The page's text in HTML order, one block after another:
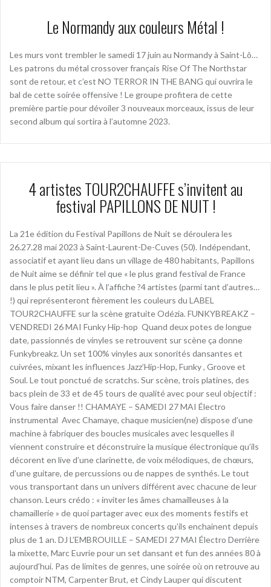
Le Normandy aux couleurs Métal !
Les murs vont trembler le samedi 17 juin au Normandy à Saint-Lô…
Les patrons du métal crossover français Rise Of The Northstar
sont de retour, et c’est NO TERROR IN THE BANG qui ouvrira le
bal de cette soirée offensive ! Le groupe profitera de cette
première partie pour dévoiler 3 nouveaux morceaux, issus de leur
second album qui sortira à l’automne 2023.
4 artistes TOUR2CHAUFFE s’invitent au
festival PAPILLONS DE NUIT !
La 21e édition du Festival Papillons de Nuit se déroulera les
26.27.28 mai 2023 à Saint-Laurent-De-Cuves (50). Indépendant,
associatif et ayant lieu dans un village de 480 habitants, Papillons
de Nuit aime se définir tel que « le plus grand festival de France
dans le plus petit lieu ». À l’affiche ?4 artistes (parmi tant d’autres…
!) qui représenteront fièrement les couleurs du LABEL
TOUR2CHAUFFE sur la scène gratuite Odézia. FUNKYBREAKZ –
VENDREDI 26 MAI Funky Hip-hop ­ Quand deux potes de longue
date, passionnés de vinyles se retrouvent sur scène ça donne
Funkybreakz. Un set 100% vinyles aux sonorités dansantes et
cuivrées, mixant les influences Jazz’Hip-Hop, Funky , Groove et
Soul. Le tout ponctué de scratchs. Sur scène, trois platines, des
bacs plein de 33 et de 45 tours de qualité avec pour seul objectif :
Vous faire danser !! CHAMAYE – SAMEDI 27 MAI Électro
instrumental ­ Avec Chamaye, chaque musicien(ne) dispose d’une
machine à fabriquer des boucles musicales avec lesquelles il
viennent construire et déconstruire la musique électronique qu’ils
décorent en live d’une clarinette, de voix mélodiques, de chœurs,
d’une guitare, de percussions ou de nappes de synthés. Le tout
vous transportant dans un univers différent avec chacune de leur
chanson. Leurs crédo : « inviter les âmes chamailleuses à la
chamaillerie » de quoi partager avec eux des moments festifs et
intenses à travers de nombreux concerts qu’ils enchainent depuis
plus de 1 an. DJ L’EMBROUILLE – SAMEDI 27 MAI Électro Derrière
la mixette, Marc Euvrie pour un set dansant et fun des années 80 à
aujourd’hui. Pas de limites de genres, une soirée où on retrouve au
comptoir NTM, Carpenter Brut, et Cindy Lauper qui discutent